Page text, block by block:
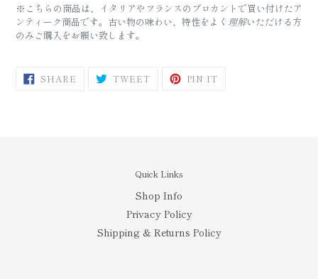
※こちらの商品は、イタリアやフランスのブロカントで買い付けたア
ンティーク商品です。 古い物の味わい、特性をよく 理解いただける方
のみご購入をお願い致します。
SHARE SHARE TWEETTWEET PIN IT
Quick Links
Shop Info
Privacy Policy
Shipping & Returns Policy